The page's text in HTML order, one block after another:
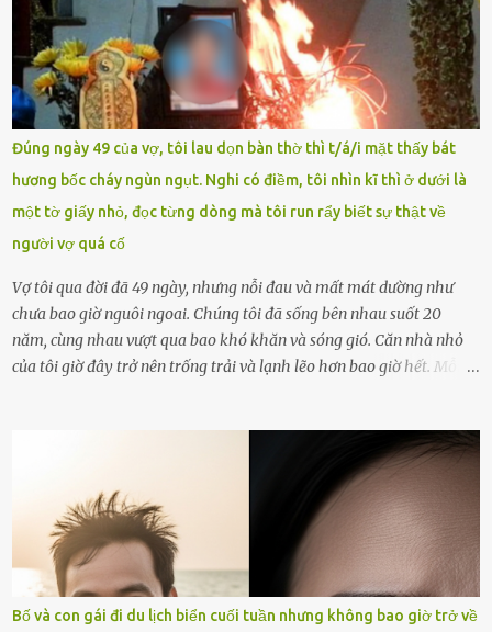
khoản Chu Vinh là của học sinh Chu Ngọc Quang Vinh, lớp 12 Anh
của nhà trường. Nam sinh này từng giành ngôi vô địch, mang về
vòng nguyệt quế cuộc thi tháng 1, quý I, Đường lên đỉnh Olympia
năm thứ 24. Quá trình giáo dục, học sinh Chu Ngọc Quang Vinh đã
nhận thức được nội dung bài viết của bản thân trên mạng xã hội
ngày 1.9 là chưa phù hợp nên đã chủ động gỡ bài viết và đăng bài
xin lỗi trên trang Facebook cá nhân. Chu Ngọc Quang Vinh làm việc
với cơ quan chức năng. Ảnh: Đơn vị cung...
Đúng ngày 49 của vợ, tôi lau dọn bàn thờ thì t/á/i mặt thấy bát
hương bốc cháy ngùn ngụt. Nghi có điềm, tôi nhìn kĩ thì ở dưới là
một tờ giấy nhỏ, đọc từng dòng mà tôi run rẩy biết sự thật về
người vợ quá cố
Vợ tôi qua đời đã 49 ngày, nhưng nỗi đau và mất mát dường như
chưa bao giờ nguôi ngoai. Chúng tôi đã sống bên nhau suốt 20
năm, cùng nhau vượt qua bao khó khăn và sóng gió. Căn nhà nhỏ
của tôi giờ đây trở nên trống trải và lạnh lẽo hơn bao giờ hết. Mỗi
rơi vào khoảng trống vô tận, chẳng còn muốn làm gì ngoài việc
ngồi lặng lẽ nhớ về cô ấy. Nhưng cuộc sống không cho phép tôi mãi
chìm đắm trong đau khổ. Họ hàng, bạn bè và những người thân
thiết đã đến bên, giúp tôi tổ chức tang lễ chu toàn. Và hôm nay là
ngày giỗ đầu tiên của vợ, 49 ngày sau khi cô ấy rời xa tôi mãi
mãi.Buổi sáng hôm đó, sau khi cúng cơm xong, tôi quyết định lên
sắp xếp lại bàn thờ vợ. Mọi thứ vẫn như mọi ngày, nhưng có điều gì
Bố và con gái đi du lịch biển cuối tuần nhưng không bao giờ trở về